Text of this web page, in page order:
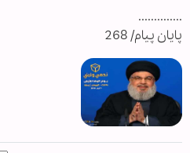
..............
پایان پیام/ 268